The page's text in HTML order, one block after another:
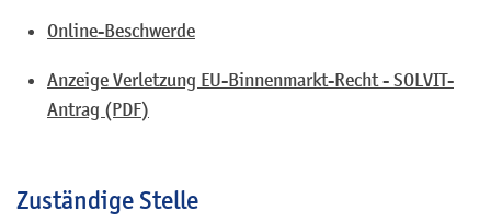
Online-Beschwerde
Anzeige Verletzung EU-Binnenmarkt-Recht - SOLVIT-
Antrag (PDF)
Zuständige Stelle